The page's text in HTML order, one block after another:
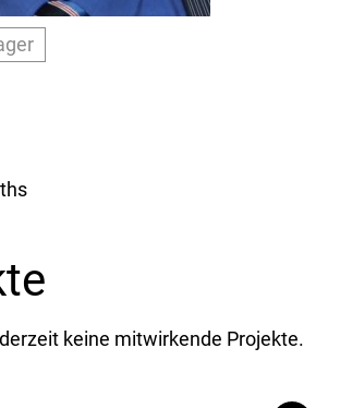
twitter.com/#!/
keine mitwirkende Projekte.